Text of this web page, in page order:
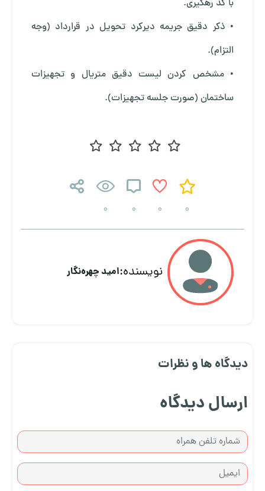
با کد رهگیری.
• ذکر دقیق جریمه دیرکرد تحویل در قرارداد (وجه
التزام).
• مشخص کردن لیست دقیق متریال و تجهیزات
ساختمان (صورت‌ جلسه تجهیزات).
0
0
0
0
نویسنده:امید چهره‌نگار
دیدگاه ها و نظرات
ارسال دیدگاه